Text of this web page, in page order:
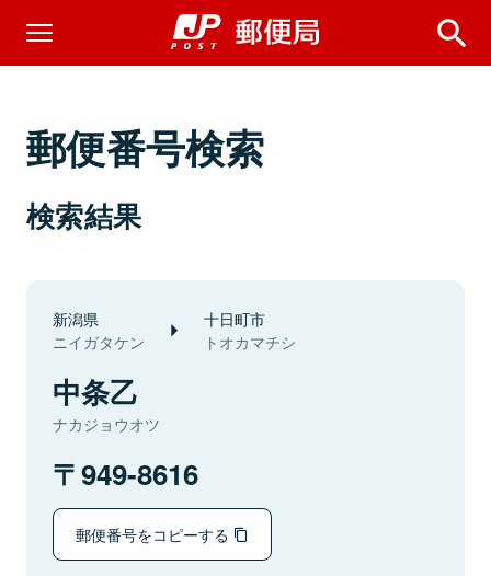
郵便番号検索
検索結果
新潟県
ニイガタケン
十日町市
トオカマチシ
中条乙
ナカジョウオツ
949-8616
郵便番号をコピーする